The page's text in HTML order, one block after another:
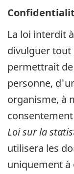
La loi interdit
divulguer tout
permettrait
personne,
organisme, à
Loi sur la
utilisera les
uniquement à